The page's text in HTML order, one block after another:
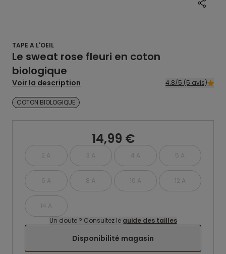
TAPE A L'OEIL
Le sweat rose fleuri en coton
biologique
Voir la description 4.8/5 (5 avis)
COTON BIOLOGIQUE
14,99 €
2 A 3 A 4 A 5 A
6 A 8 A 10 A 12 A
14 A
Un doute ? Consultez le guide des tailles
Disponibilité magasin